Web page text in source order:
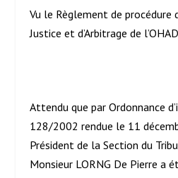
Vu le Règlement de procédure
Justice et d’Arbitrage de
Attendu que par Ordonnance
128/2002 rendue le 11
Président de la Section du
Monsieur LORNG De Pierre a